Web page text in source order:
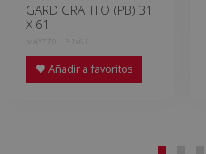
GARD GRAFITO (PB) 31
X 61
MAY770 | 31x61
Añadir a favoritos